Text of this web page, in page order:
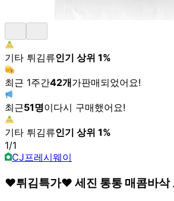
기타 튀김류인기 상위 1%
최근 1주간42개가판매되었어요!
최근51명이다시 구매했어요!
기타 튀김류인기 상위 1%
1/1
CJ프레시웨이
♥튀김특가♥ 세진 통통 매콤바삭